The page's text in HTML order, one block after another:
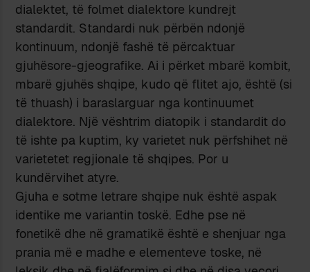
dialektet, të folmet dialektore kundrejt
standardit. Standardi nuk përbën ndonjë
kontinuum, ndonjë fashë të përcaktuar
gjuhësore-gjeografike. Ai i përket mbarë kombit,
mbarë gjuhës shqipe, kudo që flitet ajo, është (si
të thuash) i baraslarguar nga kontinuumet
dialektore. Një vështrim diatopik i standardit do
të ishte pa kuptim, ky varietet nuk përfshihet në
varietetet regjionale të shqipes. Por u
kundërvihet atyre.
Gjuha e sotme letrare shqipe nuk është aspak
identike me variantin toskë. Edhe pse në
fonetikë dhe në gramatikë është e shenjuar nga
prania më e madhe e elementeve toske, në